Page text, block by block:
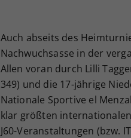
Auch abseits des
Nachwuchsasse in der
Allen voran durch Lilli
349) und die 17-jährige
Nationale Sportive el
klar größten
J60-Veranstaltungen (bzw.